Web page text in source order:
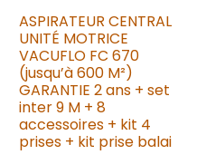
ASPIRATEUR CENTRAL
UNITÉ MOTRICE
VACUFLO FC 670
(jusqu’à 600 M²)
GARANTIE 2 ans + set
inter 9 M + 8
accessoires + kit 4
prises + kit prise balai